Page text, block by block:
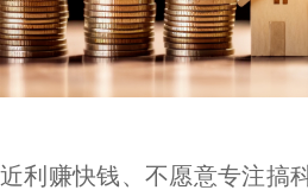
利赚快钱、不愿意专注搞